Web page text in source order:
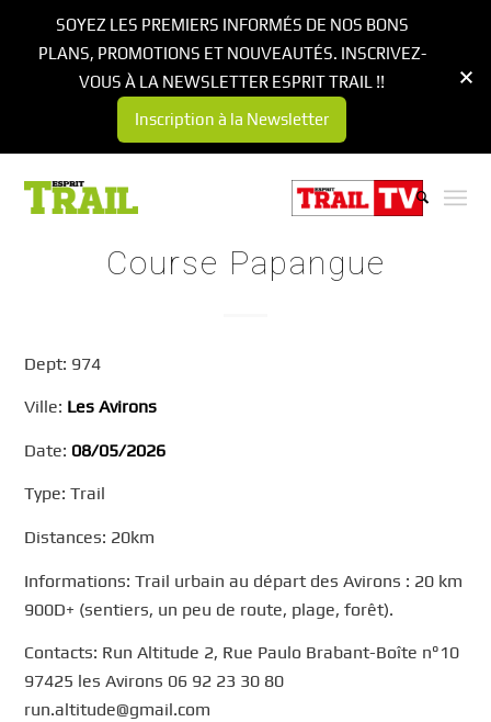
Course Papangue
Dept: 974
Ville: Les Avirons
Date: 08/05/2026
Type: Trail
Distances: 20km
Informations: Trail urbain au départ des Avirons : 20 km
900D+ (sentiers, un peu de route, plage, forêt).
Contacts: Run Altitude 2, Rue Paulo Brabant-Boîte n°10
97425 les Avirons 06 92 23 30 80
run.altitude@gmail.com
SOYEZ LES PREMIERS INFORMÉS DE NOS BONS
PLANS, PROMOTIONS ET NOUVEAUTÉS. INSCRIVEZ-
VOUS À LA NEWSLETTER ESPRIT TRAIL !!
Inscription à la Newsletter